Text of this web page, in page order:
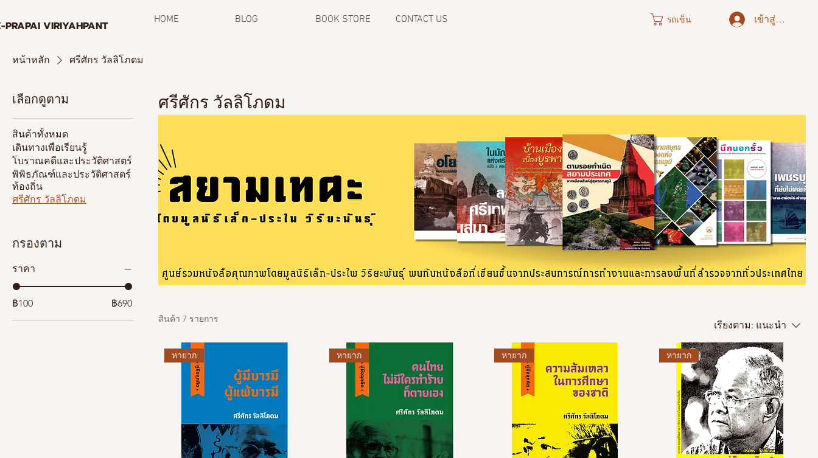
PRAPAI VIRIYAHPANT HOME BLOG BOOK STORE CONTACT US รถเข็น เข้าสู่ระบบ
หน้าหลัก ศรีศักร วัลลิโภดม
เลือกดูตาม
สินค้าทั้งหมด
เดินทางเพื่อเรียนรู้
โบราณคดีและประวัติศาสตร์
พิพิธภัณฑ์และประวัติศาสตร์
ท้องถิ่น
ศรีศักร วัลลิโภดม
กรองตาม
ราคา
฿100 ฿690
ศรีศักร วัลลิโภดม
สินค้า 7 รายการ
เรียงตาม: แนะนำ
หายาก หายาก หายาก หายาก